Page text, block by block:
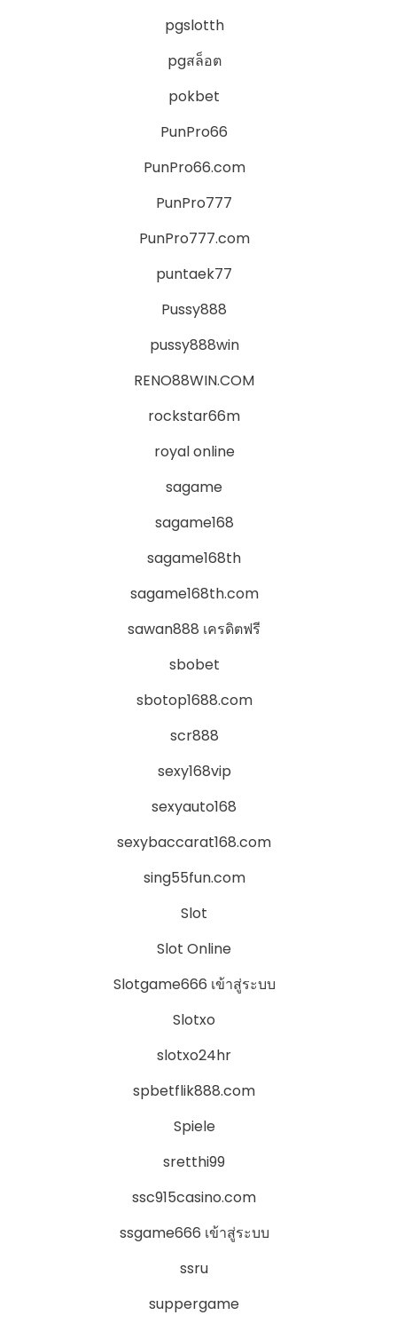
pgslotth
pgสล็อต
pokbet
PunPro66
PunPro66.com
PunPro777
PunPro777.com
puntaek77
Pussy888
pussy888win
RENO88WIN.COM
rockstar66m
royal online
sagame
sagame168
sagame168th
sagame168th.com
sawan888 เครดิตฟรี
sbobet
sbotop1688.com
scr888
sexy168vip
sexyauto168
sexybaccarat168.com
sing55fun.com
Slot
Slot Online
Slotgame666 เข้าสู่ระบบ
Slotxo
slotxo24hr
spbetflik888.com
Spiele
sretthi99
ssc915casino.com
ssgame666 เข้าสู่ระบบ
ssru
suppergame